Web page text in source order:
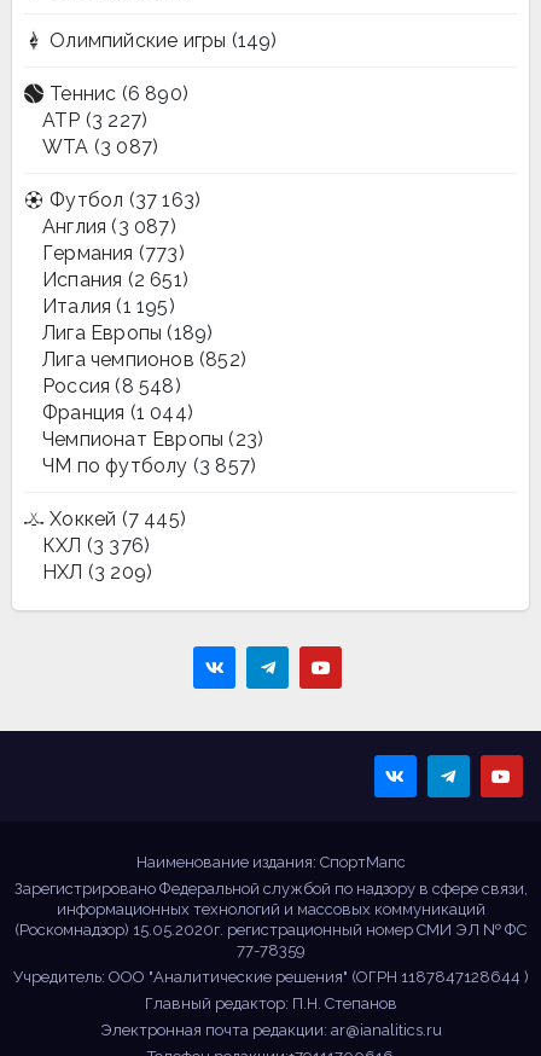
Олимпийские игры (149)
Теннис (6 890)
ATP (3 227)
WTA (3 087)
Футбол (37 163)
Англия (3 087)
Германия (773)
Испания (2 651)
Италия (1 195)
Лига Европы (189)
Лига чемпионов (852)
Россия (8 548)
Франция (1 044)
Чемпионат Европы (23)
ЧМ по футболу (3 857)
Хоккей (7 445)
КХЛ (3 376)
НХЛ (3 209)
Наименование издания: СпортМапс
Зарегистрировано Федеральной службой по надзору в сфере связи,
информационных технологий и массовых коммуникаций
(Роскомнадзор) 15.05.2020г. регистрационный номер СМИ ЭЛ № ФС
77-78359
Учредитель: ООО "Аналитические решения" (ОГРН 1187847128644 )
Главный редактор: П.Н. Степанов
Электронная почта редакции: ar@ianalitics.ru